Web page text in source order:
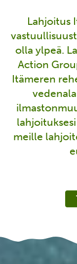
Lahjoitus
olla ylpeä.
Action
Itämeren
meille